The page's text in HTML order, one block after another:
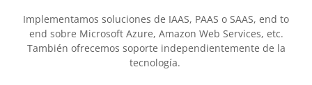
Implementamos soluciones de IAAS, PAAS o SAAS, end to
end sobre Microsoft Azure, Amazon Web Services, etc.
También ofrecemos soporte independientemente de la
tecnología.